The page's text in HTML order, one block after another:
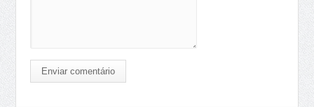
Enviar comentário